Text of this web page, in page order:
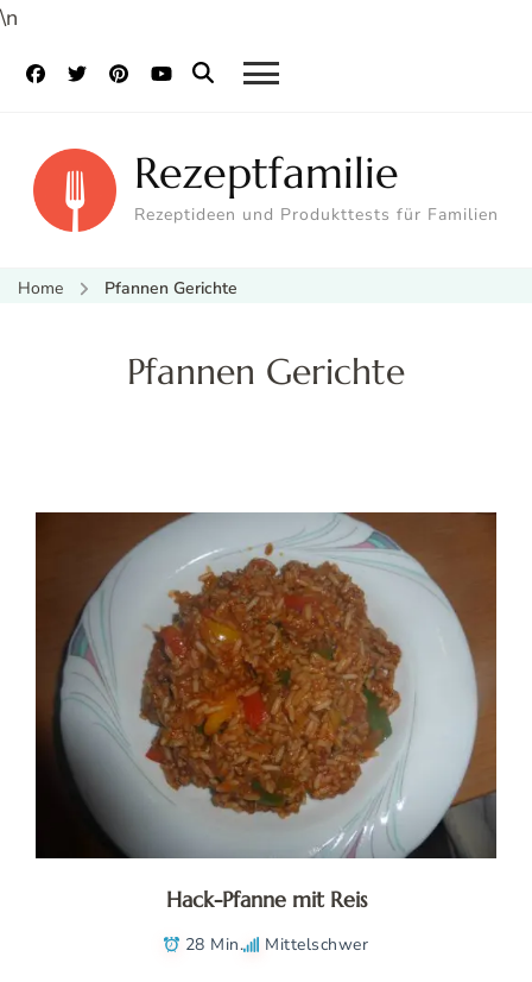
\n
Rezeptfamilie
Rezeptideen und Produkttests für Familien
Home Pfannen Gerichte
Pfannen Gerichte
Hack-Pfanne mit Reis
28 Min. Mittelschwer